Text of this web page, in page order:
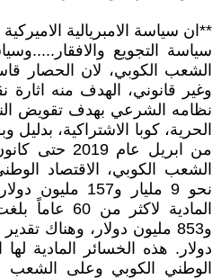
**ان سياسة الامبريالية
سياسة التجويع
الشعب الكوبي، لان الحصار
وغير قانوني، الهدف منه
نظامه الشرعي بهدف تقويض
الحرية، كوبا الاشتراكية،
الشعب الكوبي، الاقتصاد
نحو 9 مليار
دولار. هذه الخسائر المادية لها
الوطني الكوبي وعلى الشعب